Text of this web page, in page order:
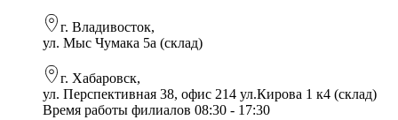
г. Владивосток,
ул. Мыс Чумака 5а (склад)
г. Хабаровск,
ул. Перспективная 38, офис 214 ул.Кирова 1 к4 (склад)
Время работы филиалов 08:30 - 17:30